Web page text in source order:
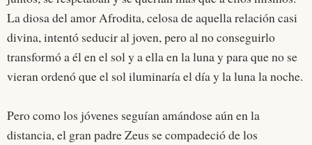
La diosa del amor Afrodita, celosa de aquella relación casi
divina, intentó seducir al joven, pero al no conseguirlo
transformó a él en el sol y a ella en la luna y para que no se
vieran ordenó que el sol iluminaría el día y la luna la noche.
Pero como los jóvenes seguían amándose aún en la
distancia, el gran padre Zeus se compadeció de los